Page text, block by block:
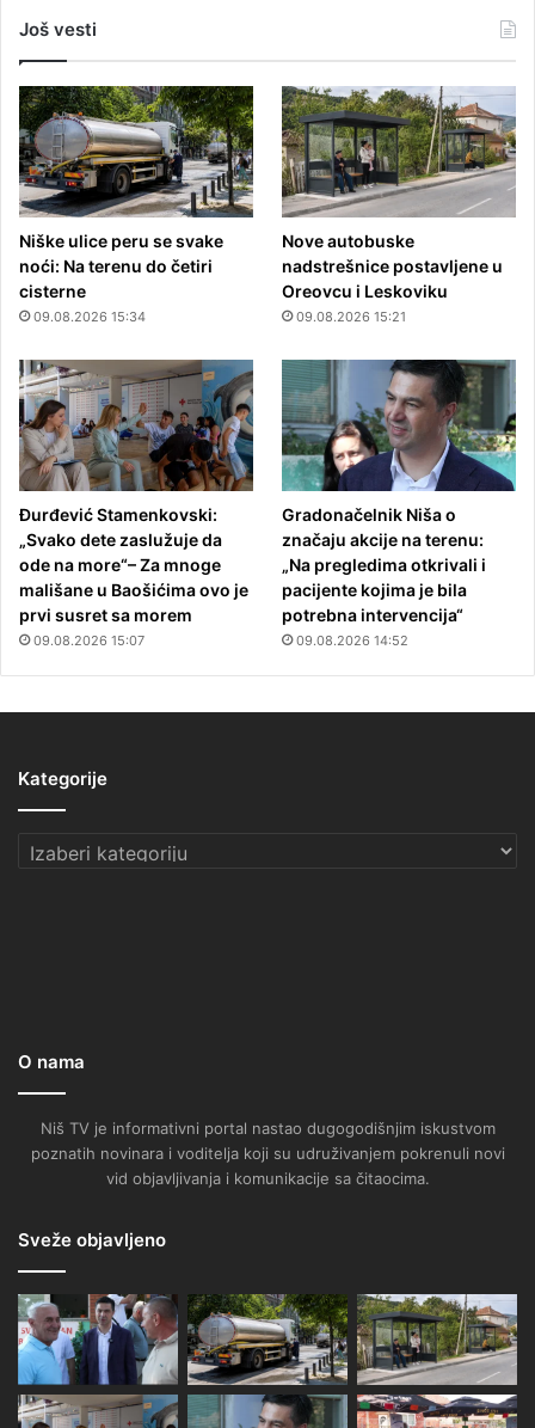
Još vesti
Niške ulice peru se svake
noći: Na terenu do četiri
cisterne
09.08.2026 15:34
Nove autobuske
nadstrešnice postavljene u
Oreovcu i Leskoviku
09.08.2026 15:21
Đurđević Stamenkovski:
„Svako dete zaslužuje da
ode na more“– Za mnoge
mališane u Baošićima ovo je
prvi susret sa morem
09.08.2026 15:07
Gradonačelnik Niša o
značaju akcije na terenu:
„Na pregledima otkrivali i
pacijente kojima je bila
potrebna intervencija“
09.08.2026 14:52
Kategorije
Kategorije
O nama
Niš TV je informativni portal nastao dugogodišnjim iskustvom
poznatih novinara i voditelja koji su udruživanjem pokrenuli novi
vid objavljivanja i komunikacije sa čitaocima.
Sveže objavljeno